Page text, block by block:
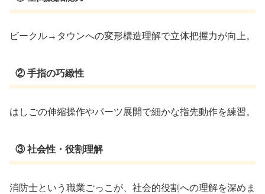
ビークル→タウンへの変形構造理解で立体把握力が向上。
② 手指の巧緻性
はしごの伸縮操作やパーツ展開で細かな指先動作を練習。
③ 社会性・役割理解
消防士という職業ごっこが、社会的役割への理解を深めま